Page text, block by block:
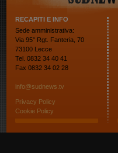
RECAPITI E INFO
Sede amministrativa:
Via 95° Rgt. Fanteria, 70
73100 Lecce
Tel. 0832 34 40 41
Fax 0832 34 02 28
info@sudnews.tv
Privacy Policy
Cookie Policy